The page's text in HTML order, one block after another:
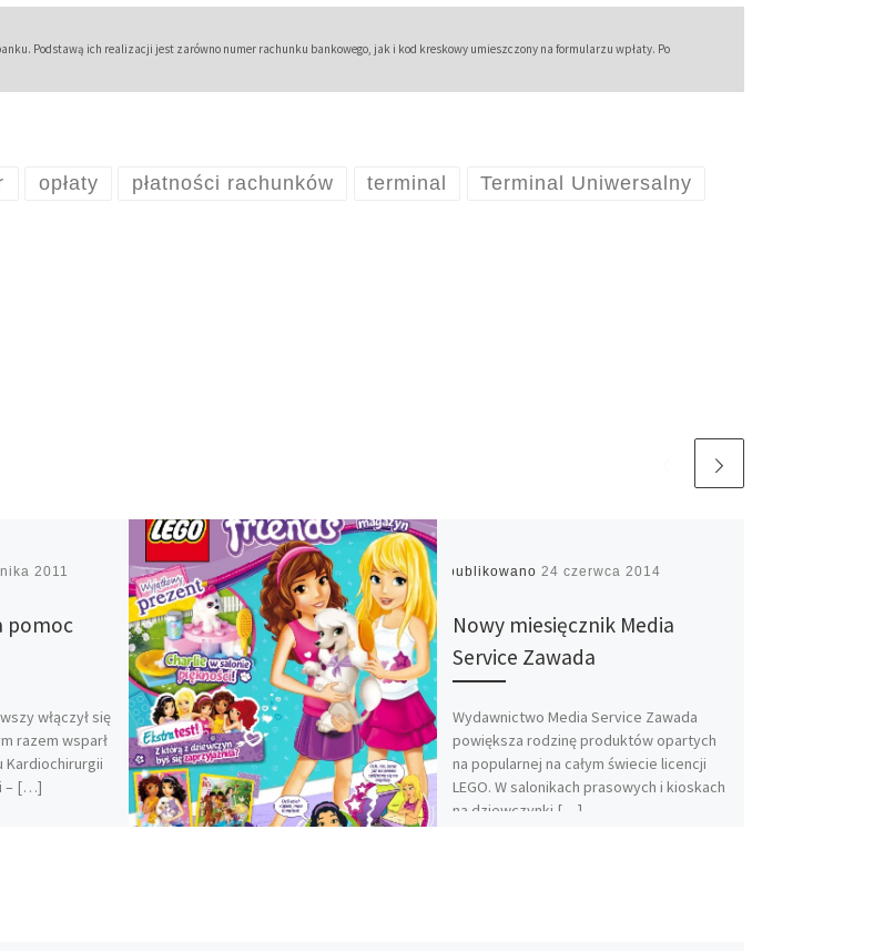
Podstawą ich realizacji jest zarówno numer rachunku bankowego, jak i kod kreskowy umieszczony na formularzu wpłaty. Po
opłaty płatności rachunków terminal Terminal Uniwersalny
2011
pomoc
włączył się
razem wsparł
Kardiochirurgii
– […]
Opublikowano 24 czerwca 2014
Nowy miesięcznik Media
Service Zawada
Wydawnictwo Media Service Zawada
powiększa rodzinę produktów opartych
na popularnej na całym świecie licencji
LEGO. W salonikach prasowych i kioskach
na dziewczynki […]